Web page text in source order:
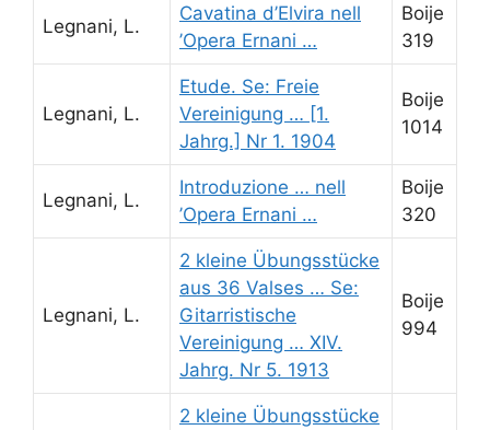
Legnani, L.
Cavatina d’Elvira nell
’Opera Ernani …
Boije
319
Legnani, L.
Etude. Se: Freie
Vereinigung … [1.
Jahrg.] Nr 1. 1904
Boije
1014
Legnani, L.
Introduzione … nell
’Opera Ernani …
Boije
320
Legnani, L.
2 kleine Übungsstücke
aus 36 Valses … Se:
Gitarristische
Vereinigung … XIV.
Jahrg. Nr 5. 1913
Boije
994
2 kleine Übungsstücke